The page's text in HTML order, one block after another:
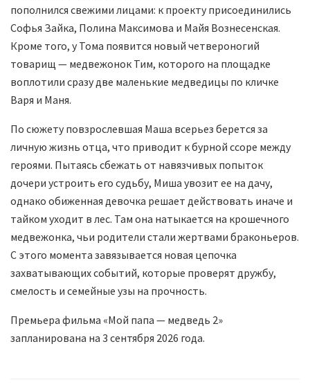
пополнился свежими лицами: к проекту присоединились
Софья Зайка, Полина Максимова и Майя Вознесенская.
Кроме того, у Тома появится новый четвероногий
товарищ — медвежонок Тим, которого на площадке
воплотили сразу две маленькие медведицы по кличке
Варя и Маня.
По сюжету повзрослевшая Маша всерьез берется за
личную жизнь отца, что приводит к бурной ссоре между
героями. Пытаясь сбежать от навязчивых попыток
дочери устроить его судьбу, Миша увозит ее на дачу,
однако обиженная девочка решает действовать иначе и
тайком уходит в лес. Там она натыкается на крошечного
медвежонка, чьи родители стали жертвами браконьеров.
С этого момента завязывается новая цепочка
захватывающих событий, которые проверят дружбу,
смелость и семейные узы на прочность.
Премьера фильма «Мой папа — медведь 2»
запланирована на 3 сентября 2026 года.